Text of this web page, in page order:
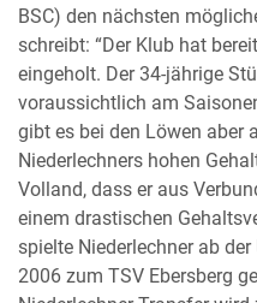
BSC) den nächsten
schreibt: “Der Klub hat
eingeholt. Der 34-jährige
voraussichtlich am
gibt es bei den Löwen aber
Niederlechners hohen
Volland, dass er aus
einem drastischen
spielte Niederlechner ab
2006 zum TSV Ebersberg